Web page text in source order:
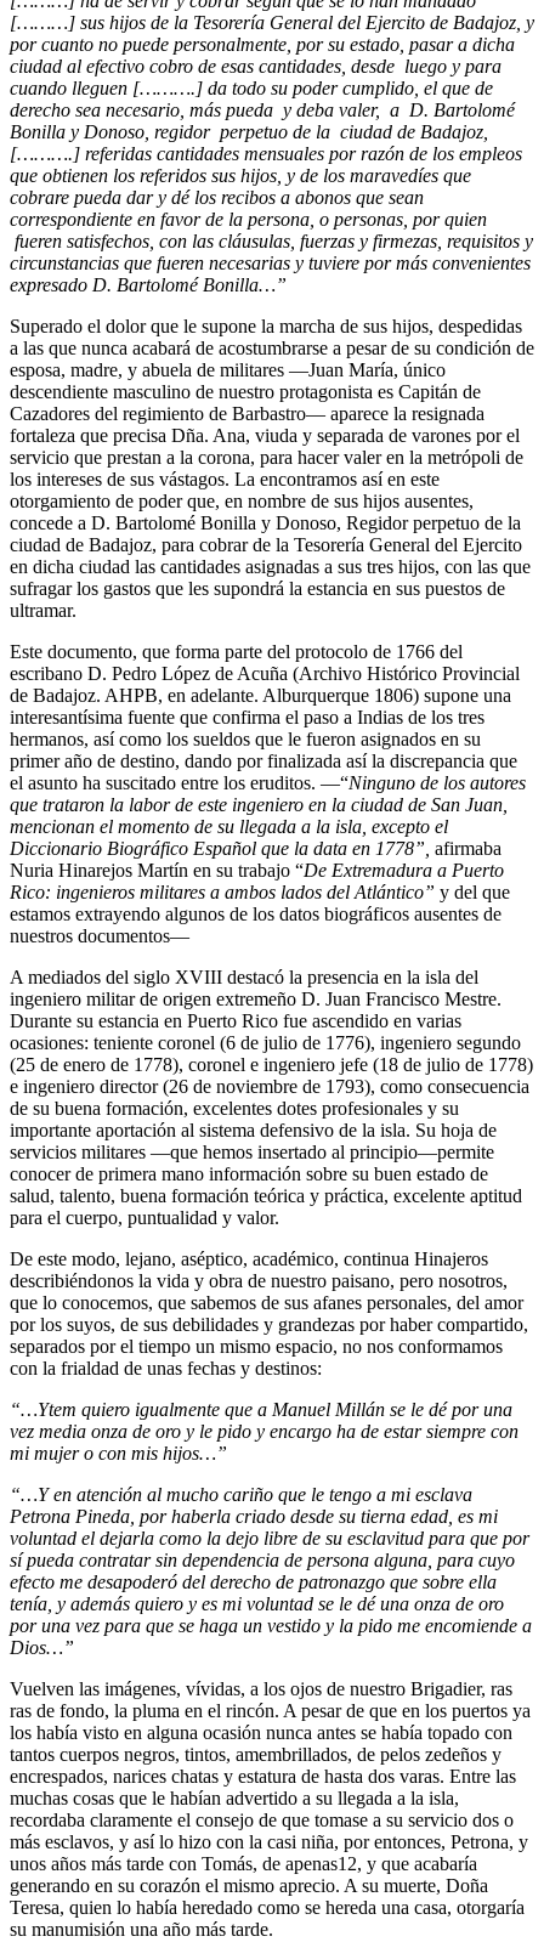
[………] sus hijos de la Tesorería General del Ejercito de Badajoz, y
por cuanto no puede personalmente, por su estado, pasar a dicha
ciudad al efectivo cobro de esas cantidades, desde luego y para
cuando lleguen [……….] da todo su poder cumplido, el que de
derecho sea necesario, más pueda y deba valer, a D. Bartolomé
Bonilla y Donoso, regidor perpetuo de la ciudad de Badajoz,
[……….] referidas cantidades mensuales por razón de los empleos
que obtienen los referidos sus hijos, y de los maravedíes que
cobrare pueda dar y dé los recibos a abonos que sean
correspondiente en favor de la persona, o personas, por quien
fueren satisfechos, con las cláusulas, fuerzas y firmezas, requisitos y
circunstancias que fueren necesarias y tuviere por más convenientes
expresado D. Bartolomé Bonilla…”
Superado el dolor que le supone la marcha de sus hijos, despedidas
a las que nunca acabará de acostumbrarse a pesar de su condición de
esposa, madre, y abuela de militares —Juan María, único
descendiente masculino de nuestro protagonista es Capitán de
Cazadores del regimiento de Barbastro— aparece la resignada
fortaleza que precisa Dña. Ana, viuda y separada de varones por el
servicio que prestan a la corona, para hacer valer en la metrópoli de
los intereses de sus vástagos. La encontramos así en este
otorgamiento de poder que, en nombre de sus hijos ausentes,
concede a D. Bartolomé Bonilla y Donoso, Regidor perpetuo de la
ciudad de Badajoz, para cobrar de la Tesorería General del Ejercito
en dicha ciudad las cantidades asignadas a sus tres hijos, con las que
sufragar los gastos que les supondrá la estancia en sus puestos de
ultramar.
Este documento, que forma parte del protocolo de 1766 del
escribano D. Pedro López de Acuña (Archivo Histórico Provincial
de Badajoz. AHPB, en adelante. Alburquerque 1806) supone una
interesantísima fuente que confirma el paso a Indias de los tres
hermanos, así como los sueldos que le fueron asignados en su
primer año de destino, dando por finalizada así la discrepancia que
el asunto ha suscitado entre los eruditos. —“Ninguno de los autores
que trataron la labor de este ingeniero en la ciudad de San Juan,
mencionan el momento de su llegada a la isla, excepto el
Diccionario Biográfico Español que la data en 1778”, afirmaba
Nuria Hinarejos Martín en su trabajo “De Extremadura a Puerto
Rico: ingenieros militares a ambos lados del Atlántico” y del que
estamos extrayendo algunos de los datos biográficos ausentes de
nuestros documentos—
A mediados del siglo XVIII destacó la presencia en la isla del
ingeniero militar de origen extremeño D. Juan Francisco Mestre.
Durante su estancia en Puerto Rico fue ascendido en varias
ocasiones: teniente coronel (6 de julio de 1776), ingeniero segundo
(25 de enero de 1778), coronel e ingeniero jefe (18 de julio de 1778)
e ingeniero director (26 de noviembre de 1793), como consecuencia
de su buena formación, excelentes dotes profesionales y su
importante aportación al sistema defensivo de la isla. Su hoja de
servicios militares —que hemos insertado al principio—permite
conocer de primera mano información sobre su buen estado de
salud, talento, buena formación teórica y práctica, excelente aptitud
para el cuerpo, puntualidad y valor.
De este modo, lejano, aséptico, académico, continua Hinajeros
describiéndonos la vida y obra de nuestro paisano, pero nosotros,
que lo conocemos, que sabemos de sus afanes personales, del amor
por los suyos, de sus debilidades y grandezas por haber compartido,
separados por el tiempo un mismo espacio, no nos conformamos
con la frialdad de unas fechas y destinos:
“…Ytem quiero igualmente que a Manuel Millán se le dé por una
vez media onza de oro y le pido y encargo ha de estar siempre con
mi mujer o con mis hijos…”
“…Y en atención al mucho cariño que le tengo a mi esclava
Petrona Pineda, por haberla criado desde su tierna edad, es mi
voluntad el dejarla como la dejo libre de su esclavitud para que por
sí pueda contratar sin dependencia de persona alguna, para cuyo
efecto me desapoderó del derecho de patronazgo que sobre ella
tenía, y además quiero y es mi voluntad se le dé una onza de oro
por una vez para que se haga un vestido y la pido me encomiende a
Dios…”
Vuelven las imágenes, vívidas, a los ojos de nuestro Brigadier, ras
ras de fondo, la pluma en el rincón. A pesar de que en los puertos ya
los había visto en alguna ocasión nunca antes se había topado con
tantos cuerpos negros, tintos, amembrillados, de pelos zedeños y
encrespados, narices chatas y estatura de hasta dos varas. Entre las
muchas cosas que le habían advertido a su llegada a la isla,
recordaba claramente el consejo de que tomase a su servicio dos o
más esclavos, y así lo hizo con la casi niña, por entonces, Petrona, y
unos años más tarde con Tomás, de apenas12, y que acabaría
generando en su corazón el mismo aprecio. A su muerte, Doña
Teresa, quien lo había heredado como se hereda una casa, otorgaría
su manumisión una año más tarde.